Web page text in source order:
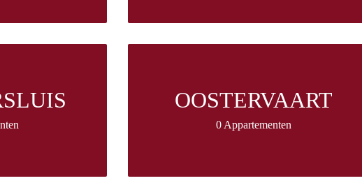
OOSTERVAART
0 Appartementen